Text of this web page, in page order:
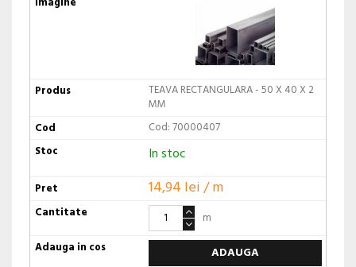
TEAVA RECTANGULARA - 50 X 40 X 2
MM
Cod: 70000407
In stoc
14,94 lei / m
m
ADAUGA